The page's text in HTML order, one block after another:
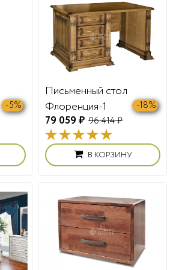
-5%
Письменный стол
Флоренция-1
79 059 ₽ 96 414 ₽
-18%
В КОРЗИНУ